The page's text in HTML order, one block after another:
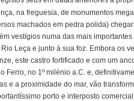
na freguesia, de monumentos
machados em pedra polida)
vestígios numa das mais
Leça e junto à sua foz. Embora os
este castro fortificado e com um
Ferro, no 1º milénio a.C. e,
e a proximidade do mar, vão
porto e interposto